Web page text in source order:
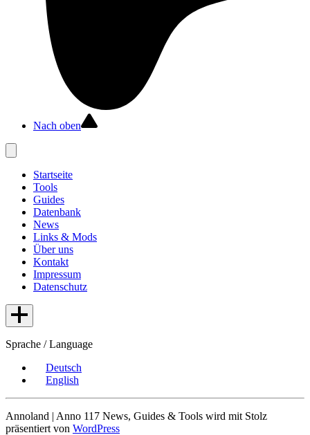
Nach oben
Startseite
Tools
Guides
Datenbank
News
Links & Mods
Über uns
Kontakt
Impressum
Datenschutz
Sprache / Language
Deutsch
English
Annoland | Anno 117 News, Guides & Tools wird mit Stolz
präsentiert von WordPress